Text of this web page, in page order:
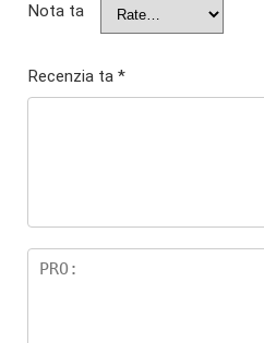
Nota ta
Recenzia ta *